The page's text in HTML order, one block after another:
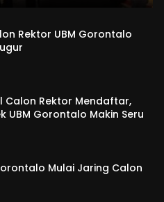
Rektor UBM Gorontalo
Calon Rektor Mendaftar,
UBM Gorontalo Makin Seru
Mulai Jaring Calon